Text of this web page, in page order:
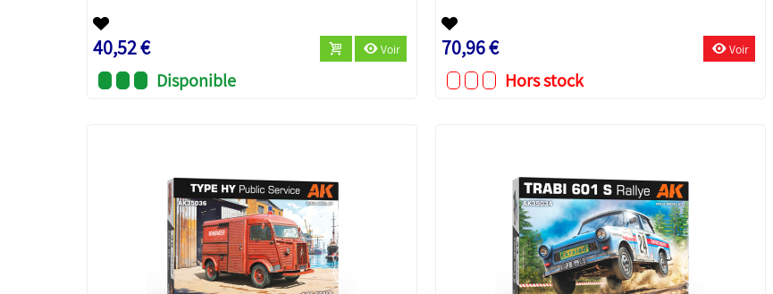
40,52 € Voir
Disponible
70,96 € Voir
Hors stock